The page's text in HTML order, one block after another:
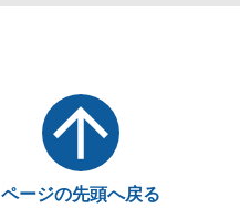
ページの先頭へ戻る